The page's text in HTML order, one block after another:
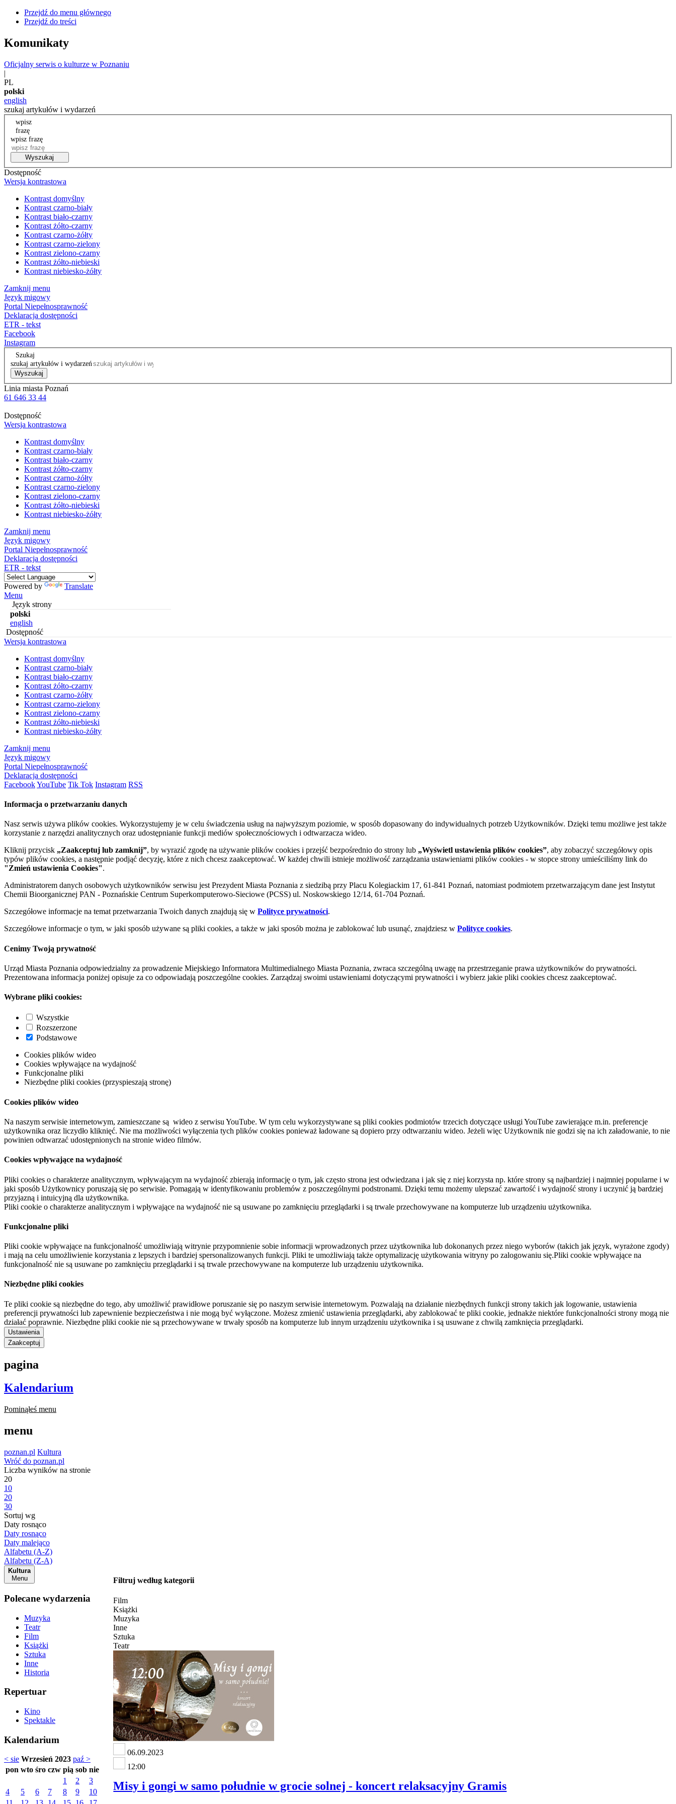
Przejdź do menu głównego
Przejdź do treści
Komunikaty
Oficjalny serwis o kulturze w Poznaniu
|
PL
polski
english
szukaj artykułów i wydarzeń
wpisz
frazę
wpisz frazę
Wyszukaj
Dostępność
Wersja kontrastowa
Kontrast domyślny
Kontrast czarno-biały
Kontrast biało-czarny
Kontrast żółto-czarny
Kontrast czarno-żółty
Kontrast czarno-zielony
Kontrast zielono-czarny
Kontrast żółto-niebieski
Kontrast niebiesko-żółty
Zamknij menu
Język migowy
Portal Niepełnosprawność
Deklaracja dostępności
ETR - tekst
Facebook
Instagram
Szukaj
szukaj artykułów i wydarzeń
Wyszukaj
Linia miasta Poznań
61 646 33 44
Dostępność
Wersja kontrastowa
Kontrast domyślny
Kontrast czarno-biały
Kontrast biało-czarny
Kontrast żółto-czarny
Kontrast czarno-żółty
Kontrast czarno-zielony
Kontrast zielono-czarny
Kontrast żółto-niebieski
Kontrast niebiesko-żółty
Zamknij menu
Język migowy
Portal Niepełnosprawność
Deklaracja dostępności
ETR - tekst
Powered by
Translate
Menu
Język strony
polski
english
Dostępność
Wersja kontrastowa
Kontrast domyślny
Kontrast czarno-biały
Kontrast biało-czarny
Kontrast żółto-czarny
Kontrast czarno-żółty
Kontrast czarno-zielony
Kontrast zielono-czarny
Kontrast żółto-niebieski
Kontrast niebiesko-żółty
Zamknij menu
Język migowy
Portal Niepełnosprawność
Deklaracja dostępności
FacebookYouTube Tik Tok Instagram RSS
Informacja o przetwarzaniu danych
Nasz serwis używa plików cookies. Wykorzystujemy je w celu świadczenia usług na najwyższym poziomie, w sposób dopasowany do indywidualnych potrzeb Użytkowników. Dzięki temu możliwe jest także
korzystanie z narzędzi analitycznych oraz udostępnianie funkcji mediów społecznościowych i odtwarzacza wideo.
Kliknij przycisk „Zaakceptuj lub zamknij”, by wyrazić zgodę na używanie plików cookies i przejść bezpośrednio do strony lub „Wyświetl ustawienia plików cookies”, aby zobaczyć szczegółowy opis
typów plików cookies, a następnie podjąć decyzję, które z nich chcesz zaakceptować. W każdej chwili istnieje możliwość zarządzania ustawieniami plików cookies - w stopce strony umieściliśmy link do
"Zmień ustawienia Cookies".
Administratorem danych osobowych użytkowników serwisu jest Prezydent Miasta Poznania z siedzibą przy Placu Kolegiackim 17, 61-841 Poznań, natomiast podmiotem przetwarzającym dane jest Instytut
Chemii Bioorganicznej PAN - Poznańskie Centrum Superkomputerowo-Sieciowe (PCSS) ul. Noskowskiego 12/14, 61-704 Poznań.
Szczegółowe informacje na temat przetwarzania Twoich danych znajdują się w Polityce prywatności.
Szczegółowe informacje o tym, w jaki sposób używane są pliki cookies, a także w jaki sposób można je zablokować lub usunąć, znajdziesz w Polityce cookies.
Cenimy Twoją prywatność
Urząd Miasta Poznania odpowiedzialny za prowadzenie Miejskiego Informatora Multimedialnego Miasta Poznania, zwraca szczególną uwagę na przestrzeganie prawa użytkowników do prywatności.
Prezentowana informacja poniżej opisuje za co odpowiadają poszczególne cookies. Zarządzaj swoimi ustawieniami dotyczącymi prywatności i wybierz jakie pliki cookies chcesz zaakceptować.
Wybrane pliki cookies:
Wszystkie
Rozszerzone
Podstawowe
Cookies plików wideo
Cookies wpływające na wydajność
Funkcjonalne pliki
Niezbędne pliki cookies (przyspieszają stronę)
Cookies plików wideo
Na naszym serwisie internetowym, zamieszczane są wideo z serwisu YouTube. W tym celu wykorzystywane są pliki cookies podmiotów trzecich dotyczące usługi YouTube zawierające m.in. preferencje
użytkownika oraz liczydło kliknięć. Nie ma możliwości wyłączenia tych plików cookies ponieważ ładowane są dopiero przy odtwarzaniu wideo. Jeżeli więc Użytkownik nie godzi się na ich załadowanie, to nie
powinien odtwarzać udostępnionych na stronie wideo filmów.
Cookies wpływające na wydajność
Pliki cookies o charakterze analitycznym, wpływającym na wydajność zbierają informację o tym, jak często strona jest odwiedzana i jak się z niej korzysta np. które strony są najbardziej i najmniej popularne i w
jaki sposób Użytkownicy poruszają się po serwisie. Pomagają w identyfikowaniu problemów z poszczególnymi podstronami. Dzięki temu możemy ulepszać zawartość i wydajność strony i uczynić ją bardziej
przyjazną i intuicyjną dla użytkownika.
Pliki cookie o charakterze analitycznym i wpływające na wydajność nie są usuwane po zamknięciu przeglądarki i są trwale przechowywane na komputerze lub urządzeniu użytkownika.
Funkcjonalne pliki
Pliki cookie wpływające na funkcjonalność umożliwiają witrynie przypomnienie sobie informacji wprowadzonych przez użytkownika lub dokonanych przez niego wyborów (takich jak język, wyrażone zgody)
i mają na celu umożliwienie korzystania z lepszych i bardziej spersonalizowanych funkcji. Pliki te umożliwiają także optymalizację użytkowania witryny po zalogowaniu się.Pliki cookie wpływające na
funkcjonalność nie są usuwane po zamknięciu przeglądarki i są trwale przechowywane na komputerze lub urządzeniu użytkownika.
Niezbędne pliki cookies
Te pliki cookie są niezbędne do tego, aby umożliwić prawidłowe poruszanie się po naszym serwisie internetowym. Pozwalają na działanie niezbędnych funkcji strony takich jak logowanie, ustawienia
preferencji prywatności lub zapewnienie bezpieczeństwa i nie mogą być wyłączone. Możesz zmienić ustawienia przeglądarki, aby zablokować te pliki cookie, jednakże niektóre funkcjonalności strony mogą nie
działać poprawnie. Niezbędne pliki cookie nie są przechowywane w trwały sposób na komputerze lub innym urządzeniu użytkownika i są usuwane z chwilą zamknięcia przeglądarki.
Ustawienia
Zaakceptuj
pagina
Kalendarium
Pominąłeś menu
menu
poznan.pl Kultura
Wróć do poznan.pl
Liczba wyników na stronie
20
10
20
30
Sortuj wg
Daty rosnąco
Daty rosnąco
Daty malejąco
Alfabetu (A-Z)
Alfabetu (Z-A)
Kultura
Menu
Polecane wydarzenia
Muzyka
Teatr
Film
Książki
Sztuka
Inne
Historia
Repertuar
Kino
Spektakle
Kalendarium
< sie Wrzesień 2023 paź >
pon wto śro czw pią sob nie
1
2
3
4
5 6 7 8 9
10
Filtruj według kategorii
Film
Książki
Muzyka
Inne
Sztuka
Teatr
06.09.2023
12:00
Misy i gongi w samo południe w grocie solnej - koncert relaksacyjny Gramis